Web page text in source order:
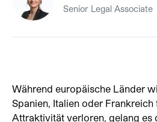
Senior Legal Associate
Während europäische Länder
Spanien, Italien oder Frankreich
Attraktivität verloren, gelang es